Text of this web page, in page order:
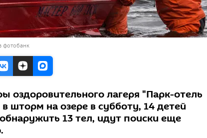
фотобанк
оздоровительного лагеря "Парк-отель
шторм на озере в субботу, 14 детей
13 тел, идут поиски еще